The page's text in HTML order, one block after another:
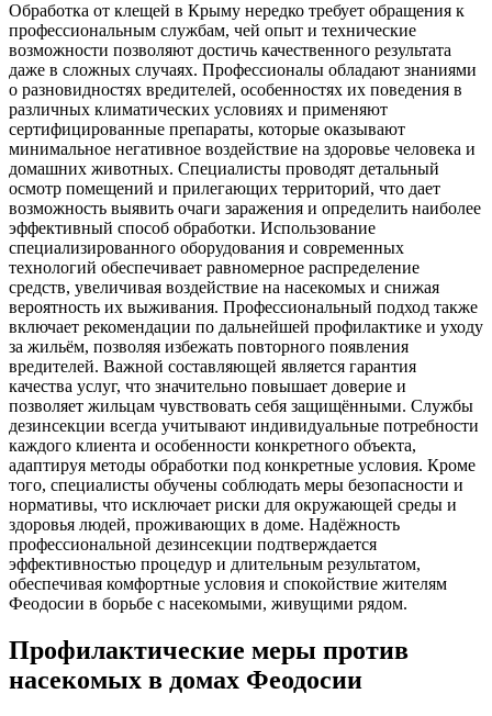
Обработка от клещей в Крыму нередко требует обращения к
профессиональным службам, чей опыт и технические
возможности позволяют достичь качественного результата
даже в сложных случаях. Профессионалы обладают знаниями
о разновидностях вредителей, особенностях их поведения в
различных климатических условиях и применяют
сертифицированные препараты, которые оказывают
минимальное негативное воздействие на здоровье человека и
домашних животных. Специалисты проводят детальный
осмотр помещений и прилегающих территорий, что дает
возможность выявить очаги заражения и определить наиболее
эффективный способ обработки. Использование
специализированного оборудования и современных
технологий обеспечивает равномерное распределение
средств, увеличивая воздействие на насекомых и снижая
вероятность их выживания. Профессиональный подход также
включает рекомендации по дальнейшей профилактике и уходу
за жильём, позволяя избежать повторного появления
вредителей. Важной составляющей является гарантия
качества услуг, что значительно повышает доверие и
позволяет жильцам чувствовать себя защищёнными. Службы
дезинсекции всегда учитывают индивидуальные потребности
каждого клиента и особенности конкретного объекта,
адаптируя методы обработки под конкретные условия. Кроме
того, специалисты обучены соблюдать меры безопасности и
нормативы, что исключает риски для окружающей среды и
здоровья людей, проживающих в доме. Надёжность
профессиональной дезинсекции подтверждается
эффективностью процедур и длительным результатом,
обеспечивая комфортные условия и спокойствие жителям
Феодосии в борьбе с насекомыми, живущими рядом.
Профилактические меры против
насекомых в домах Феодосии